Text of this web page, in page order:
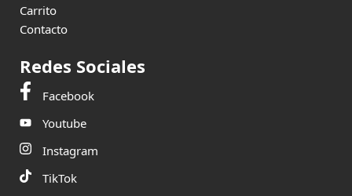
Carrito
Contacto
Redes Sociales
Facebook
Youtube
Instagram
TikTok